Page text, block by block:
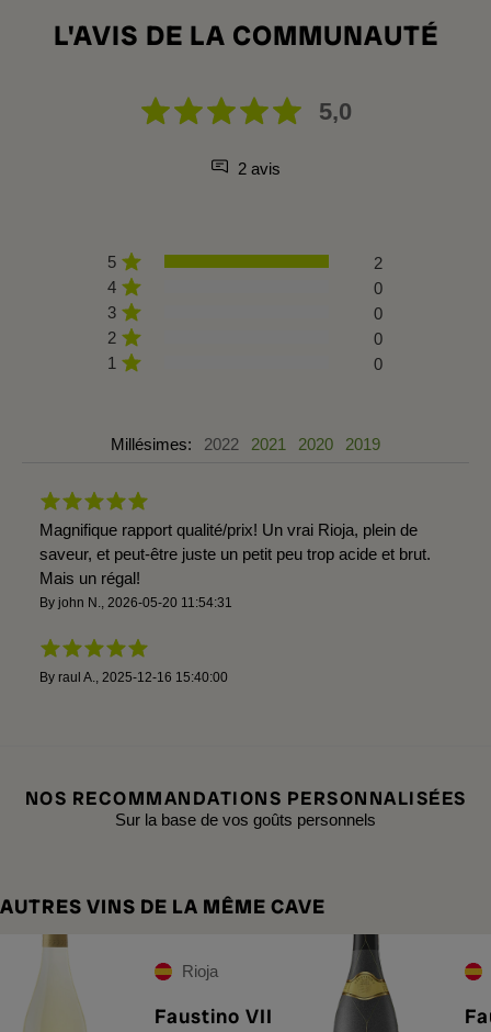
L'AVIS DE LA COMMUNAUTÉ
5,0
2 avis
5
2
4
0
3
0
2
0
1
0
Millésimes: 2022 2021 2020 2019
Magnifique rapport qualité/prix! Un vrai Rioja, plein de
saveur, et peut-être juste un petit peu trop acide et brut.
Mais un régal!
By john N. 2026-05-20 11:54:31
By raul A. 2025-12-16 15:40:00
NOS RECOMMANDATIONS PERSONNALISÉES
Sur la base de vos goûts personnels
AUTRES VINS DE LA MÊME CAVE
Rioja
Faustino VII